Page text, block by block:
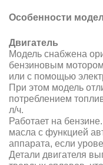
Особенности
Двигатель
Модель снабжена
бензиновым
или с помощью
При этом модель
потреблением
л/ч.
Работает на
масла с функцией
аппарата, если
Детали двигателя